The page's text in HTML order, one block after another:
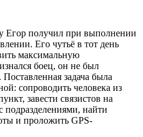
Егор получил при выполнении
Его чутьё в тот день
максимальную
боец, он не был
задача была
сопроводить человека из
завести связистов на
подразделениями, найти
и проложить GPS-